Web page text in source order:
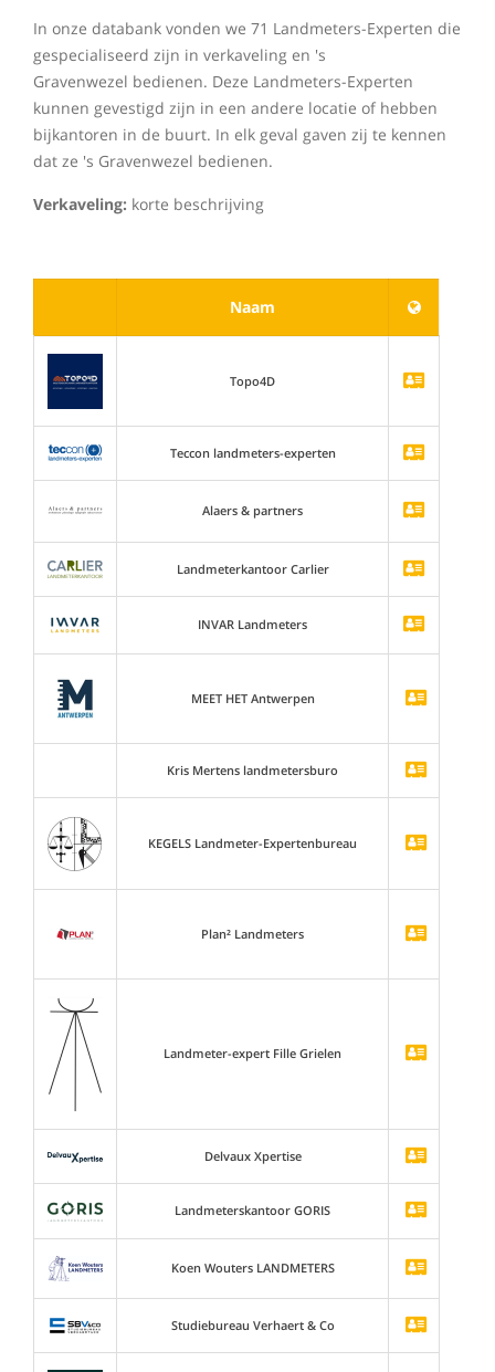
In onze databank vonden we 71 Landmeters-Experten die
gespecialiseerd zijn in verkaveling en 's
Gravenwezel bedienen. Deze Landmeters-Experten
kunnen gevestigd zijn in een andere locatie of hebben
bijkantoren in de buurt. In elk geval gaven zij te kennen
dat ze 's Gravenwezel bedienen.
Verkaveling: korte beschrijving
Naam
Topo4D
Teccon landmeters-experten
Alaers & partners
Landmeterkantoor Carlier
INVAR Landmeters
MEET HET Antwerpen
Kris Mertens landmetersburo
KEGELS Landmeter-Expertenbureau
Plan² Landmeters
Landmeter-expert Fille Grielen
Delvaux Xpertise
Landmeterskantoor GORIS
Koen Wouters LANDMETERS
Studiebureau Verhaert & Co